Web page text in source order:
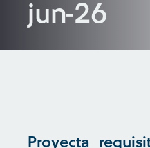
jun-26
Proyecta